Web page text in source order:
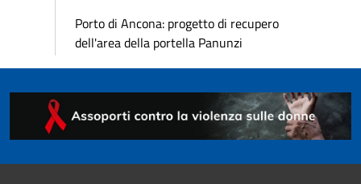
Porto di Ancona: progetto di recupero
dell'area della portella Panunzi